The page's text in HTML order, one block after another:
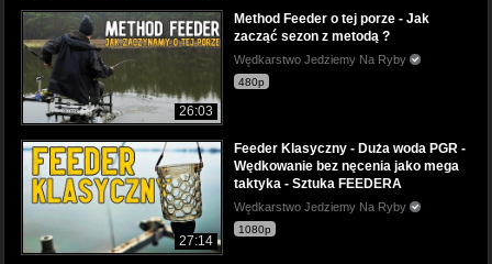
26:03
Method Feeder o tej porze - Jak
zacząć sezon z metodą ?
Wędkarstwo Jedziemy Na Ryby
480p
27:14
Feeder Klasyczny - Duża woda PGR -
Wędkowanie bez nęcenia jako mega
taktyka - Sztuka FEEDERA
Wędkarstwo Jedziemy Na Ryby
1080p